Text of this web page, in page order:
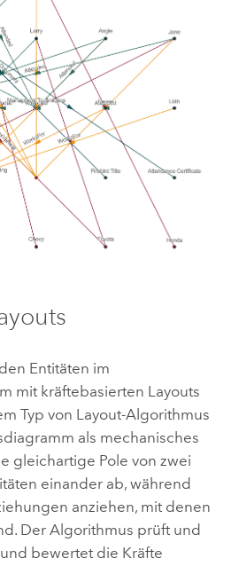
Entitäten im
mit kräftebasierten Layouts
Typ von Layout-Algorithmus
als mechanisches
gleichartige Pole von zwei
einander ab, während
anziehen, mit denen
Der Algorithmus prüft und
bewertet die Kräfte